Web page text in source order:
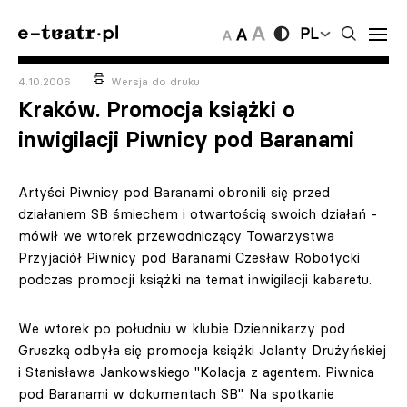
PL
4.10.2006 Wersja do druku
Kraków. Promocja książki o
inwigilacji Piwnicy pod Baranami
Artyści Piwnicy pod Baranami obronili się przed
działaniem SB śmiechem i otwartością swoich działań -
mówił we wtorek przewodniczący Towarzystwa
Przyjaciół Piwnicy pod Baranami Czesław Robotycki
podczas promocji książki na temat inwigilacji kabaretu.
We wtorek po południu w klubie Dziennikarzy pod
Gruszką odbyła się promocja książki Jolanty Drużyńskiej
i Stanisława Jankowskiego "Kolacja z agentem. Piwnica
pod Baranami w dokumentach SB". Na spotkanie